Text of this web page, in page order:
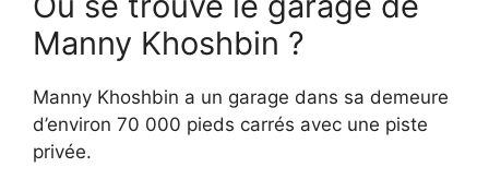
Manny Khoshbin ?
Manny Khoshbin a un garage dans sa demeure
d’environ 70 000 pieds carrés avec une piste
privée.